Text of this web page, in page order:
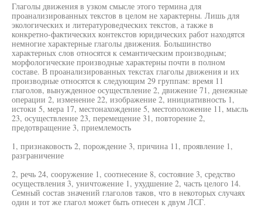
Глаголы движения в узком смысле этого термина для
проанализированных текстов в целом не характерны. Лишь для
экологических и литературоведческих текстов, а также в
конкретно-фактических контекстов юридических работ находятся
немногие характерные глаголы движения. Большинство
характерных слов относятся к семантическим производным;
морфологические производные характерны почти в полном
составе. В проанализированных текстах глаголы движения и их
производные относятся к следующим 29 группам: время 11
глаголов, вынужденное осуществление 2, движение 71, денежные
операции 2, изменение 22, изображение 2, инициативность 1,
истоки 5, мера 17, местонахождение 5, местоположение 11, мысль
23, осуществление 23, перемещение 31, повторение 2,
предотвращение 3, приемлемость
1, признаковость 2, порождение 3, причина 11, проявление 1,
разграничение
2, речь 24, сооружение 1, соотнесение 8, состояние 3, средство
осуществления 3, уничтожение 1, ухудшение 2, часть целого 14.
Семный состав значений глаголов таков, что в некоторых случаях
один и тот же глагол может быть отнесен к двум ЛСГ.